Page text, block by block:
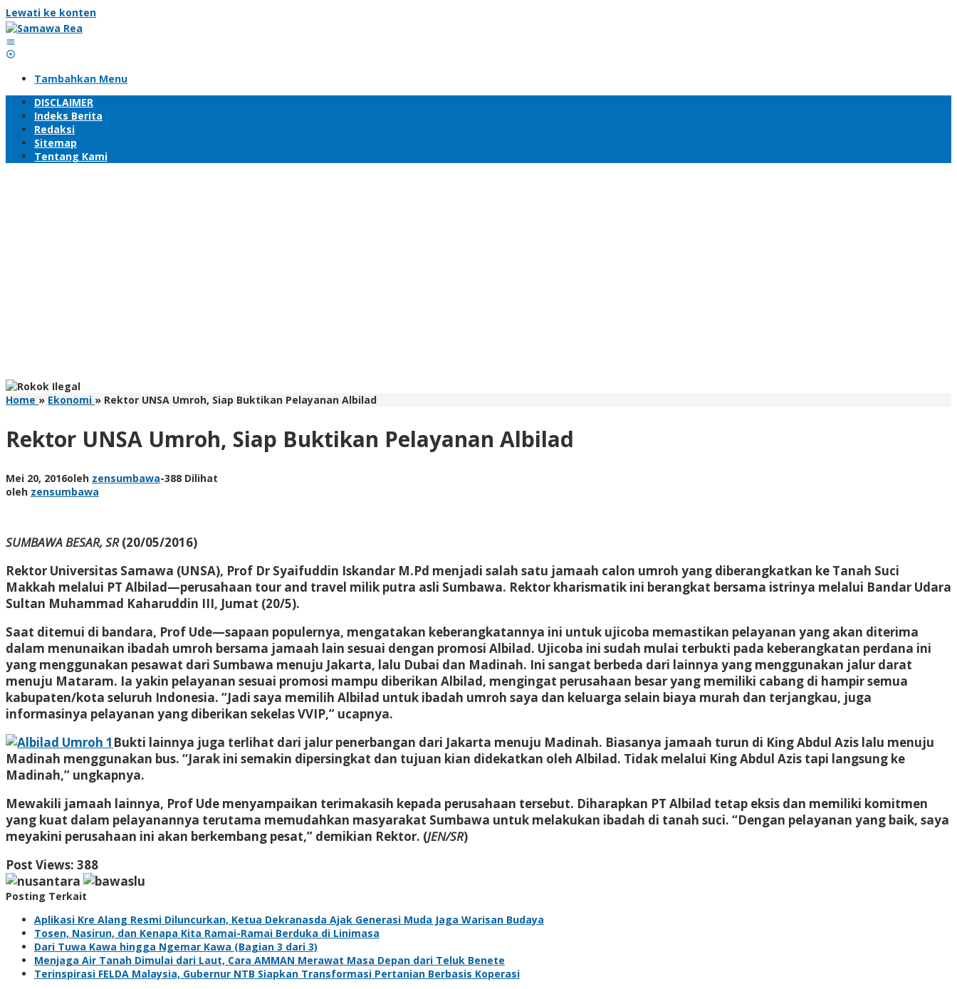
Lewati ke konten
Tambahkan Menu
DISCLAIMER
Indeks Berita
Redaksi
Sitemap
Tentang Kami
Home » Ekonomi » Rektor UNSA Umroh, Siap Buktikan Pelayanan Albilad
Rektor UNSA Umroh, Siap Buktikan Pelayanan Albilad
Mei 20, 2016oleh zensumbawa-388 Dilihat
oleh zensumbawa
SUMBAWA BESAR, SR(20/05/2016)
Rektor Universitas Samawa (UNSA), Prof Dr Syaifuddin Iskandar M.Pd menjadi salah satu jamaah calon umroh yang diberangkatkan ke Tanah Suci
Makkah melalui PT Albilad—perusahaan tour and travel milik putra asli Sumbawa. Rektor kharismatik ini berangkat bersama istrinya melalui Bandar Udara
Sultan Muhammad Kaharuddin III, Jumat (20/5).
Saat ditemui di bandara, Prof Ude—sapaan populernya, mengatakan keberangkatannya ini untuk ujicoba memastikan pelayanan yang akan diterima
dalam menunaikan ibadah umroh bersama jamaah lain sesuai dengan promosi Albilad. Ujicoba ini sudah mulai terbukti pada keberangkatan perdana ini
yang menggunakan pesawat dari Sumbawa menuju Jakarta, lalu Dubai dan Madinah. Ini sangat berbeda dari lainnya yang menggunakan jalur darat
menuju Mataram. Ia yakin pelayanan sesuai promosi mampu diberikan Albilad, mengingat perusahaan besar yang memiliki cabang di hampir semua
kabupaten/kota seluruh Indonesia. “Jadi saya memilih Albilad untuk ibadah umroh saya dan keluarga selain biaya murah dan terjangkau, juga
informasinya pelayanan yang diberikan sekelas VVIP,” ucapnya.
Bukti lainnya juga terlihat dari jalur penerbangan dari Jakarta menuju Madinah. Biasanya jamaah turun di King Abdul Azis lalu menuju
Madinah menggunakan bus. “Jarak ini semakin dipersingkat dan tujuan kian didekatkan oleh Albilad. Tidak melalui King Abdul Azis tapi langsung ke
Madinah,” ungkapnya.
Mewakili jamaah lainnya, Prof Ude menyampaikan terimakasih kepada perusahaan tersebut. Diharapkan PT Albilad tetap eksis dan memiliki komitmen
yang kuat dalam pelayanannya terutama memudahkan masyarakat Sumbawa untuk melakukan ibadah di tanah suci. “Dengan pelayanan yang baik, saya
meyakini perusahaan ini akan berkembang pesat,” demikian Rektor. (JEN/SR)
Post Views: 388
Posting Terkait
Aplikasi Kre Alang Resmi Diluncurkan, Ketua Dekranasda Ajak Generasi Muda Jaga Warisan Budaya
Tosen, Nasirun, dan Kenapa Kita Ramai-Ramai Berduka di Linimasa
Dari Tuwa Kawa hingga Ngemar Kawa (Bagian 3 dari 3)
Menjaga Air Tanah Dimulai dari Laut, Cara AMMAN Merawat Masa Depan dari Teluk Benete
Terinspirasi FELDA Malaysia, Gubernur NTB Siapkan Transformasi Pertanian Berbasis Koperasi